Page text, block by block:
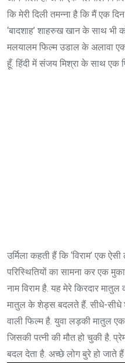
कि मेरी दिली तमन्ना है कि मैं एक
‘बादशाह’ शाहरुख खान के साथ भी
मलयालम फिल्म उडाल के अलावा
हूँ. हिंदी में संजय मिश्रा के साथ एक
उर्मिला कहती हैं कि ‘विराम’ एक
परिस्थितियों का सामना कर एक
नाम विराम है. यह मेरे किरदार
मातुल के शेड्स बदलते हैं. सीधे-सीधे
वाली फिल्म है. युवा लड़की मातुल
जिसकी पत्नी की मौत हो चुकी है.
बदल देता है. अच्छे लोग बुरे हो जाते